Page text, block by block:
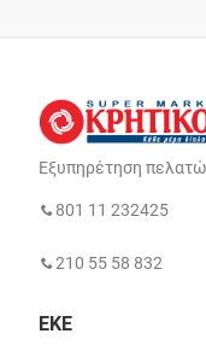
Εξυπηρέτηση
801 11 232425
210 55 58 832
ΕΚΕ